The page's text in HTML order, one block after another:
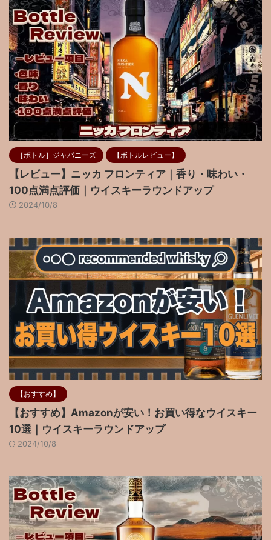
［ボトル］ジャパニーズ 【ボトルレビュー】
【レビュー】ニッカ フロンティア｜香り・味わい・
100点満点評価｜ウイスキーラウンドアップ
2024/10/8
【おすすめ】
【おすすめ】Amazonが安い！お買い得なウイスキー
10選｜ウイスキーラウンドアップ
2024/10/8